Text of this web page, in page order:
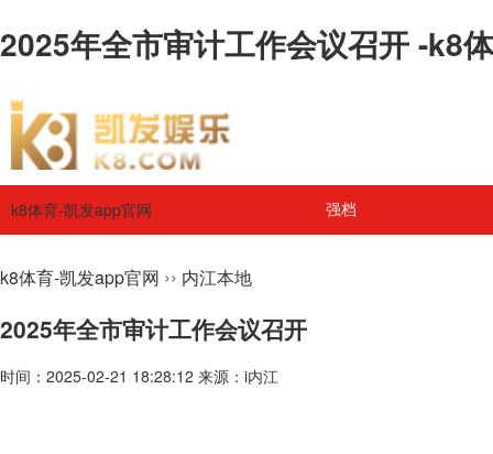
2025年全市审计工作会议召开 -k8
k8体育-凯发app官网 强档
k8体育-凯发app官网 ›› 内江本地
2025年全市审计工作会议召开
时间：2025-02-21 18:28:12 来源：i内江